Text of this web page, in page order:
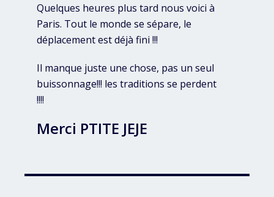
Quelques heures plus tard nous voici à
Paris. Tout le monde se sépare, le
déplacement est déjà fini !!!
Il manque juste une chose, pas un seul
buissonnage!!! les traditions se perdent
!!!!
Merci PTITE JEJE